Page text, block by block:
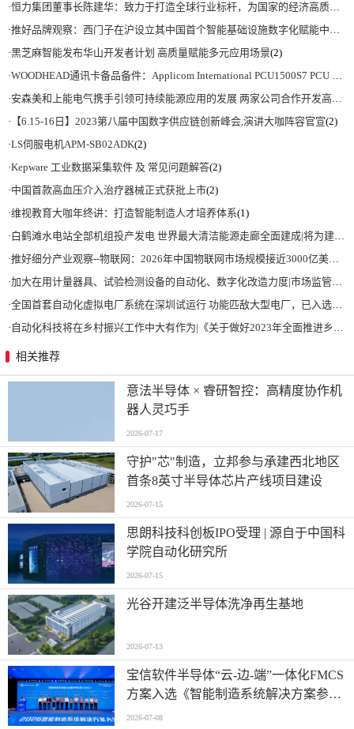
·恒力集团董事长陈建华：致力于打造全球行业标杆，为国家的经济高质量发展贡献更大力量|上海电气集团党委书记、董事长吴磊来访
·推好品牌观察：西门子在沪设立其中国首个智能基础设施数字化赋能中心
·黑芝麻智能发布华山开发者计划 高质量赋能多元应用场景(2)
·WOODHEAD通讯卡备品备件：Applicom International PCU1500S7 PCU 1500 S7 V4.5.0
·安森美和上能电气携手引领可持续能源应用的发展 两家公司合作开发高性能储能和太阳能组串式逆变器方案 以实现可持续的未来
· 【6.15-16日】2023第八届中国数字供应链创新峰会,演讲大咖阵容官宣(2)
·LS伺服电机APM-SB02ADK(2)
·Kepware 工业数据采集软件 及 常见问题解答(2)
·中国首款高血压介入治疗器械正式获批上市(2)
·维视教育大咖年终讲：打造智能制造人才培养体系(1)
·白鹤滩水电站全部机组投产发电 世界最大清洁能源走廊全面建成|将为建设新型能源体系、保障国家能源安全、实现“双碳”目标提供有力支撑
·推好细分产业观察--物联网：2026年中国物联网市场规模接近3000亿美元 智慧工厂、智慧城市、智慧电网等将占60%以上
·加大在用计量器具、试验检测设备的自动化、数字化改造力度|市场监管总局 工业和信息化部 关于促进企业计量能力提升的指导意见
·全国首套自动化虚拟电厂系统在深圳试运行 功能匹敌大型电厂，已入选国际典型案例
· 自动化科技将在乡村振兴工作中大有作为|《关于做好2023年全面推进乡村振兴重点工作的意见》发布
相关推荐
意法半导体 × 睿研智控：高精度协作机
器人灵巧手
2026-07-17
守护"芯"制造，立邦参与承建西北地区
首条8英寸半导体芯片产线项目建设
2026-07-15
思朗科技科创板IPO受理 | 源自于中国科
学院自动化研究所
2026-07-15
光谷开建泛半导体洗净再生基地
2026-07-13
宝信软件半导体“云-边-端”一体化FMCS
方案入选《智能制造系统解决方案参考
目录（2026）》
2026-07-08